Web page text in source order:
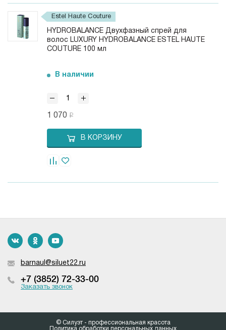
Estel Haute Couture
HYDROBALANCE Двухфазный спрей для
волос LUXURY HYDROBALANCE ESTEL HAUTE
COUTURE 100 мл
В наличии
1 070
В КОРЗИНУ
barnaul@siluet22.ru
+7 (3852) 72-33-00
Заказать звонок
© Силуэт - профессиональная красота
Политика обработки персональных данных